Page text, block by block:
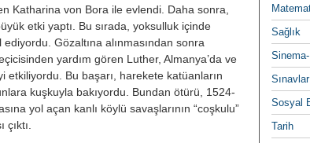
Katharina von Bora ile evlendi. Daha sonra,
etki yaptı. Bu sırada, yoksulluk içinde
Gözaltına alınmasından sonra
yardım gören Luther, Almanya’da ve
etkiliyordu. Bu başarı, hareke­te katüanların
kuş­kuyla bakıyordu. Bundan ötürü, 1524-
yol açan kanlı köylü savaşlarının “coşkulu”
Sağlık
Sınavlar
Sosyal
Tarih